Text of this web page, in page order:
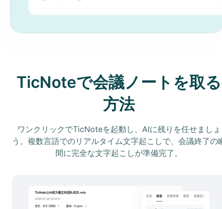
TicNoteで会議ノートを取る
方法
ワンクリックでTicNoteを起動し、AIに残りを任せましょ
う。複数言語でのリアルタイム文字起こしで、会議終了の
間に完全な文字起こしが準備完了。